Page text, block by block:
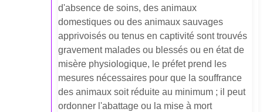
d'absence de soins, des animaux
domestiques ou des animaux sauvages
apprivoisés ou tenus en captivité sont trouvés
gravement malades ou blessés ou en état de
misère physiologique, le préfet prend les
mesures nécessaires pour que la souffrance
des animaux soit réduite au minimum ; il peut
ordonner l'abattage ou la mise à mort